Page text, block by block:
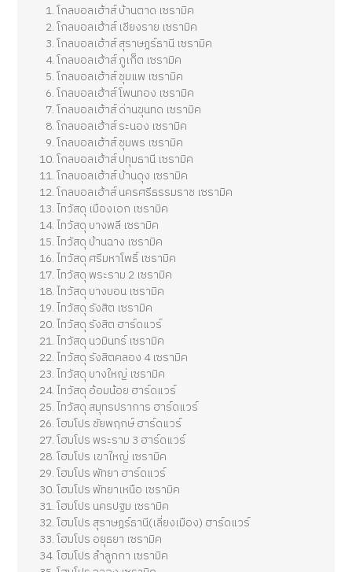
โกลบอลเฮ้าส์ บ้านตาด เซรามิค
โกลบอลเฮ้าส์ เชียงราย เซรามิค
โกลบอลเฮ้าส์ สุราษฎร์ธานี เซรามิค
โกลบอลเฮ้าส์ ภูเก็ต เซรามิค
โกลบอลเฮ้าส์ ชุมแพ เซรามิค
โกลบอลเฮ้าส์ โพนทอง เซรามิค
โกลบอลเฮ้าส์ ด่านขุนทด เซรามิค
โกลบอลเฮ้าส์ ระนอง เซรามิค
โกลบอลเฮ้าส์ ชุมพร เซรามิค
โกลบอลเฮ้าส์ ปทุมธานี เซรามิค
โกลบอลเฮ้าส์ บ้านดุง เซรามิค
โกลบอลเฮ้าส์ นครศรีธรรมราช เซรามิค
ไทวัสดุ เมืองเอก เซรามิค
ไทวัสดุ บางพลี เซรามิค
ไทวัสดุ บ้านฉาง เซรามิค
ไทวัสดุ ศรีมหาโพธิ์ เซรามิค
ไทวัสดุ พระราม 2 เซรามิค
ไทวัสดุ บางบอน เซรามิค
ไทวัสดุ รังสิต เซรามิค
ไทวัสดุ รังสิต ฮาร์ดแวร์
ไทวัสดุ นวมินทร์ เซรามิค
ไทวัสดุ รังสิตคลอง 4 เซรามิค
ไทวัสดุ บางใหญ่ เซรามิค
ไทวัสดุ อ้อมน้อย ฮาร์ดแวร์
ไทวัสดุ สมุทรปราการ ฮาร์ดแวร์
โฮมโปร ชัยพฤกษ์ ฮาร์ดแวร์
โฮมโปร พระราม 3 ฮาร์ดแวร์
โฮมโปร เขาใหญ่ เซรามิค
โฮมโปร พัทยา ฮาร์ดแวร์
โฮมโปร พัทยาเหนือ เซรามิค
โฮมโปร นครปฐม เซรามิค
โฮมโปร สุราษฎร์ธานี(เลี่ยงเมือง) ฮาร์ดแวร์
โฮมโปร อยุธยา เซรามิค
โฮมโปร ลำลูกกา เซรามิค